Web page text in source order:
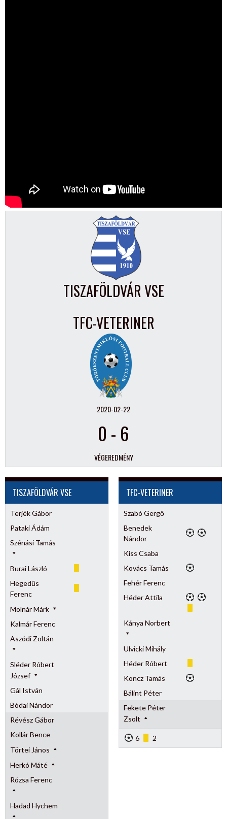
TISZAFÖLDVÁR VSE
TFC-VETERINER
2020-02-22
0 - 6
VÉGEREDMÉNY
TISZAFÖLDVÁR VSE
Terjék Gábor
Pataki Ádám
Szénási Tamás
Burai László
Hegedűs
Ferenc
Molnár Márk
Kalmár Ferenc
Aszódi Zoltán
Sléder Róbert
József
Gál István
Bódai Nándor
Révész Gábor
Kollár Bence
Törtei János
Herkó Máté
Rózsa Ferenc
Hadad Hychem
TFC-VETERINER
Szabó Gergő
Benedek
Nándor
Kiss Csaba
Kovács Tamás
Fehér Ferenc
Héder Attila
Kánya Norbert
Ulvicki Mihály
Héder Róbert
Koncz Tamás
Bálint Péter
Fekete Péter
Zsolt
6 2